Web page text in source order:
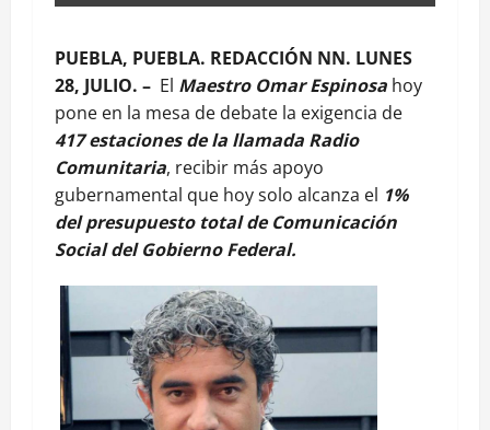
PUEBLA, PUEBLA. REDACCIÓN NN. LUNES
28, JULIO. – El Maestro Omar Espinosa hoy
pone en la mesa de debate la exigencia de
417 estaciones de la llamada Radio
Comunitaria, recibir más apoyo
gubernamental que hoy solo alcanza el 1%
del presupuesto total de Comunicación
Social del Gobierno Federal.